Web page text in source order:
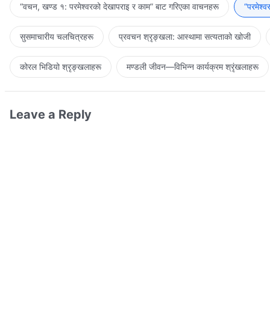
“वचन, खण्ड १: परमेश्‍वरको देखापराइ र काम” बाट गरिएका वाचनहरू
सुसमाचारीय चलचित्रहरू प्रवचन श्रृङ्खला: आस्थामा सत्यताको खोजी
कोरल भिडियो श्रृङ्खलाहरू मण्डली जीवन—विभिन्‍न कार्यक्रम श्रृंखलाहरू
Leave a Reply